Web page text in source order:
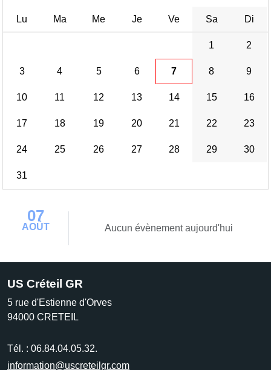
Lu Ma Me Je Ve Sa Di
1 2
3 4 5 6 7 8 9
10 11 12 13 14 15 16
17 18 19 20 21 22 23
24 25 26 27 28 29 30
31
07
AOÛT Aucun évènement aujourd'hui
US Créteil GR
5 rue d'Estienne d'Orves
94000 CRETEIL
Tél. : 06.84.04.05.32.
information@uscreteilgr.com